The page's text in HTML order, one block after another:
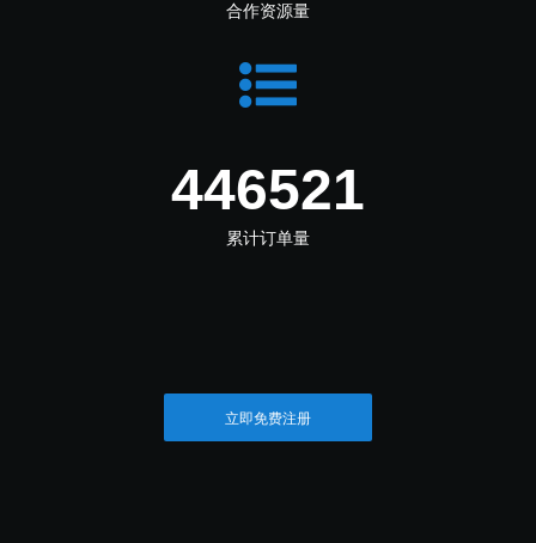
合作资源量
532390
累计订单量
立即免费注册